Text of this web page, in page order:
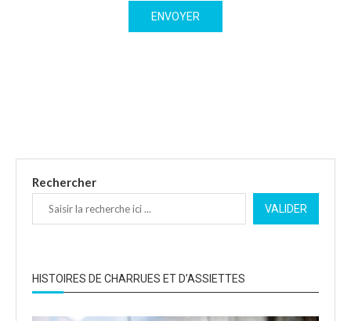
Rechercher
VALIDER
HISTOIRES DE CHARRUES ET D’ASSIETTES